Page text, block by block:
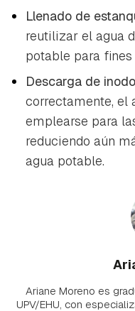
Llenado de
reutilizar el agua
potable para
Descarga de
correctamente, el
emplearse para
reduciendo aún
agua potable.
Ariane Moreno es
UPV/EHU, con